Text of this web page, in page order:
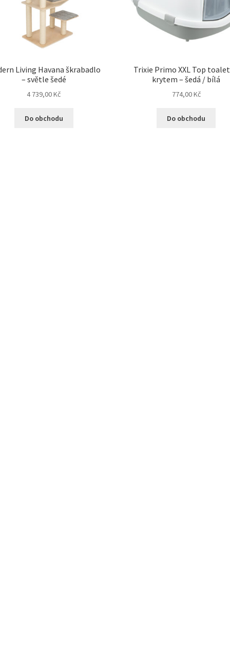
Living Havana škrabadlo
– světle šedé
4 739,00Kč
Do obchodu
Trixie Primo XXL Top
krytem – šedá / bílá
774,00Kč
Do obchodu